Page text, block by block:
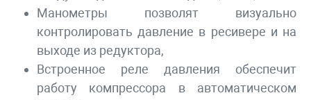
Манометры позволят визуально
контролировать давление в ресивере и на
выходе из редуктора,
Встроенное реле давления обеспечит
работу компрессора в автоматическом